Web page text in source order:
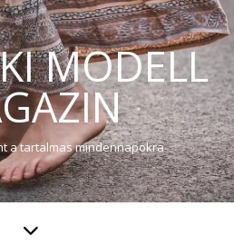
MODELL
a tartalmas mindennapokra